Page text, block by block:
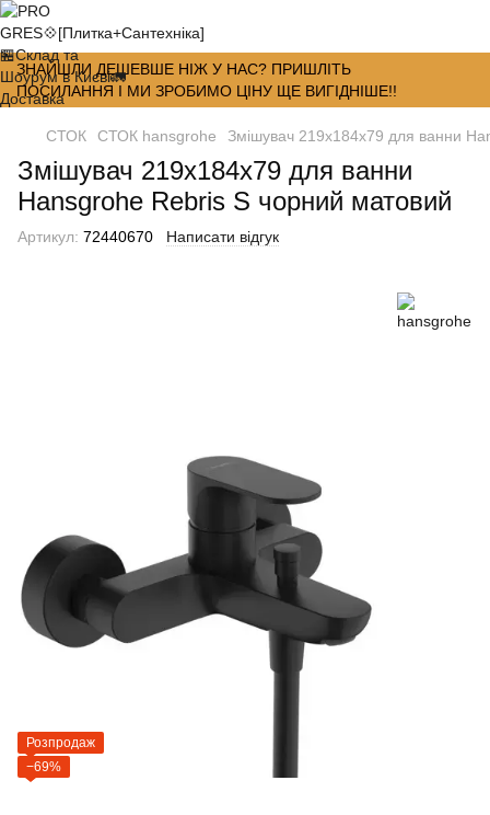
ЗНАЙШЛИ ДЕШЕВШЕ НІЖ У НАС? ПРИШЛІТЬ
ПОСИЛАННЯ І МИ ЗРОБИМО ЦІНУ ЩЕ ВИГІДНІШЕ!!
СТОК СТОК hansgrohe Змішувач 219x184x79 для ванни
Змішувач 219x184x79 для ванни
Hansgrohe Rebris S чорний матовий
Артикул: 72440670 Написати відгук
Розпродаж
−69%